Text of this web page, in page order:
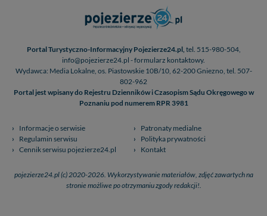
Portal Turystyczno-Informacyjny Pojezierze24.pl, tel. 515-980-504,
info@pojezierze24.pl - formularz kontaktowy.
Wydawca: Media Lokalne, os. Piastowskie 10B/10, 62-200 Gniezno, tel. 507-
802-962
Portal jest wpisany do Rejestru Dzienników i Czasopism Sądu Okręgowego w
Poznaniu pod numerem RPR 3981
Informacje o serwisie
Patronaty medialne
Regulamin serwisu
Polityka prywatności
Cennik serwisu pojezierze24.pl
Kontakt
pojezierze24.pl (c) 2020-2026. Wykorzystywanie materiałów, zdjęć zawartych na
stronie możliwe po otrzymaniu zgody redakcji!.